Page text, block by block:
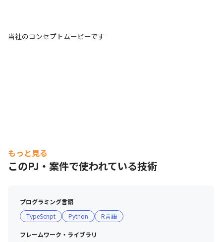
当社のコンセプトムービーです
もっと見る
このPJ・案件で使われている技術
プログラミング言語
TypeScript
Python R言語
フレームワーク・ライブラリ